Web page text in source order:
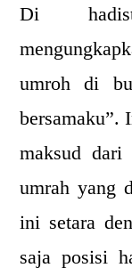
Di
umroh di
bersamaku”.
maksud
umrah yang
ini setara
saja posisi